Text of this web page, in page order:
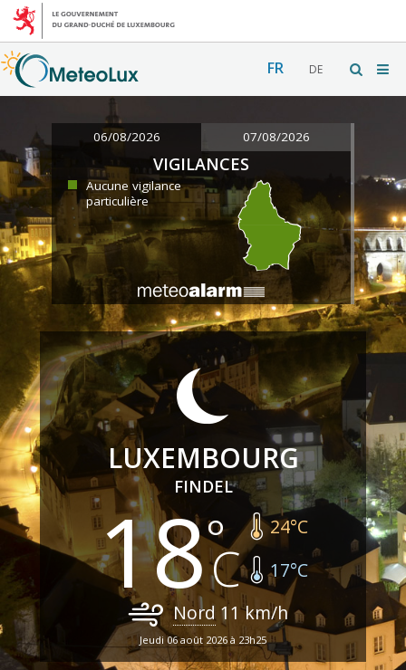
FR DE
06/08/2026 07/08/2026
VIGILANCES
Aucune vigilance
particulière
LUXEMBOURG
FINDEL
18 24°C
17°C
Nord 11km/h
Jeudi 06 août 2026 à 23h25